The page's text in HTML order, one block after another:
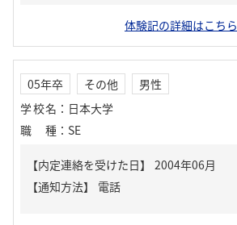
体験記の詳細はこちら
05年卒 その他
男性
学校名 ： 日本大学
職種 ： SE
【内定連絡を受けた日】
2004年06月
【通知方法】
電話